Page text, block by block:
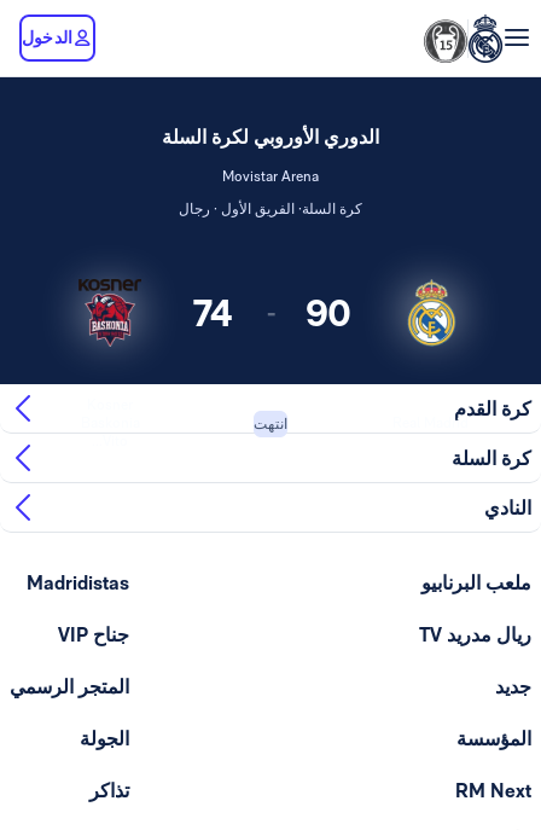
الدخول
الدوري الأوروبي لكرة السلة
Movistar Arena
كرة السلة· الفريق الأول · رجال
90
-
74
Real Madrid انتهت
كرة القدم
كرة السلة
النادي
ملعب البرنابيو
ريال مدريد TV
جديد
المؤسسة
RM Next
Madridistas
جناح VIP
المتجر الرسمي
الجولة
تذاكر